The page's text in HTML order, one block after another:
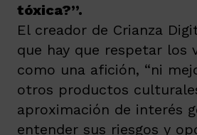
tóxica?”.
El creador de Crianza
que hay que respetar los
como una afición, “ni
otros productos
aproximación de interés
entender sus riesgos y